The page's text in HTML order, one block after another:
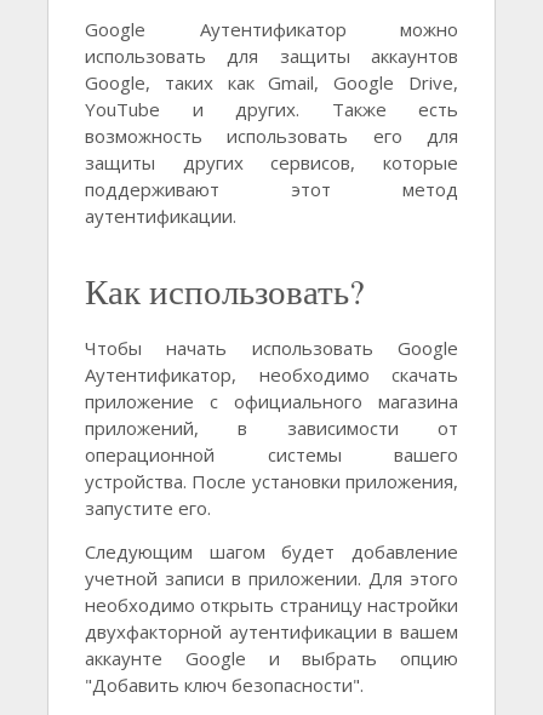
Google Аутентификатор можно
использовать для защиты аккаунтов
Google, таких как Gmail, Google Drive,
YouTube и других. Также есть
возможность использовать его для
защиты других сервисов, которые
поддерживают этот метод
аутентификации.
Как использовать?
Чтобы начать использовать Google
Аутентификатор, необходимо скачать
приложение с официального магазина
приложений, в зависимости от
операционной системы вашего
устройства. После установки приложения,
запустите его.
Следующим шагом будет добавление
учетной записи в приложении. Для этого
необходимо открыть страницу настройки
двухфакторной аутентификации в вашем
аккаунте Google и выбрать опцию
"Добавить ключ безопасности".